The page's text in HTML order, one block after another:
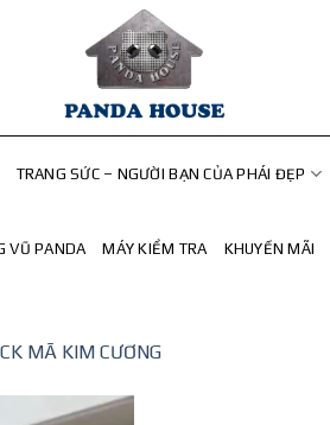
TRANG SỨC – NGƯỜI BẠN CỦA PHÁI ĐẸP
VŨ PANDA MÁY KIỂM TRA KHUYẾN MÃI
MÃ KIM CƯƠNG